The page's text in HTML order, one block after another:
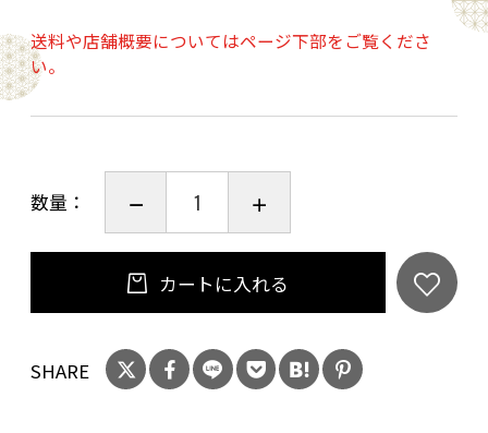
なるべく精米を発送直前にしお届けさせて頂き
ます。
送料や店舗概要についてはページ下部をご覧くださ
い。
数量：
カートに入れる
SHARE